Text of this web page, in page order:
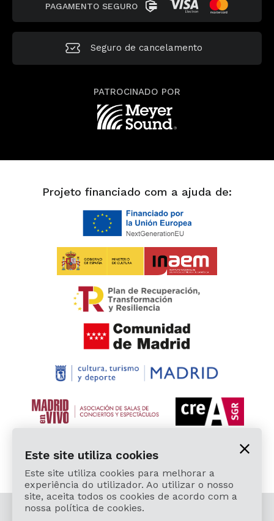
PAGAMENTO SEGURO
Seguro de cancelamento
PATROCINADO POR
Projeto financiado com a ajuda de:
© 2026 Cardamomo Flamenco Madrid - Todos os
Este site utiliza cookies
Este site utiliza cookies para melhorar a
experiência do utilizador. Ao utilizar o nosso
site, aceita todos os cookies de acordo com a
nossa política de cookies.